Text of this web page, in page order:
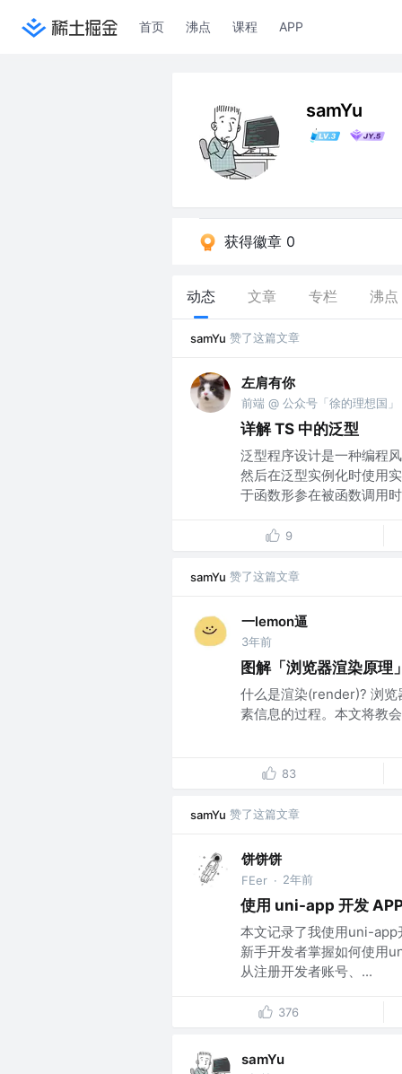
首页 沸点 课程 APP
samYu
获得徽章 0
动态 文章 专栏 沸点
samYu 赞了这篇文章
左肩有你
前端 @ 公众号「徐的理想国
详解 TS 中的泛型
泛型程序设计是一种编程
然后在泛型实例化时使用
于函数形参在被函数调用
9
samYu 赞了这篇文章
一lemon逼
3年前
图解「浏览器渲染原理
什么是渲染(render)? 浏览
素信息的过程。本文将教
83
samYu 赞了这篇文章
饼饼饼
FEer · 2年前
使用 uni-app 开发
本文记录了我使用uni-app
新手开发者掌握如何使用
从注册开发者账号、...
376
samYu